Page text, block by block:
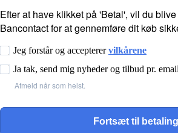
Efter at have klikket på 'Betal', vil du
Bancontact for at gennemføre dit køb
Jeg forstår og accepterervilkårene
Ja tak, send mig nyheder og tilbud pr. email
Afmeld når som helst.
Fortsæt til betaling